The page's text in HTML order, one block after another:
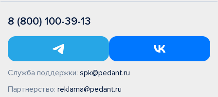
8 (800) 100-39-13
Служба поддержки: spk@pedant.ru
Партнерство: reklama@pedant.ru